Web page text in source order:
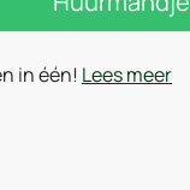
in één! Lees meer